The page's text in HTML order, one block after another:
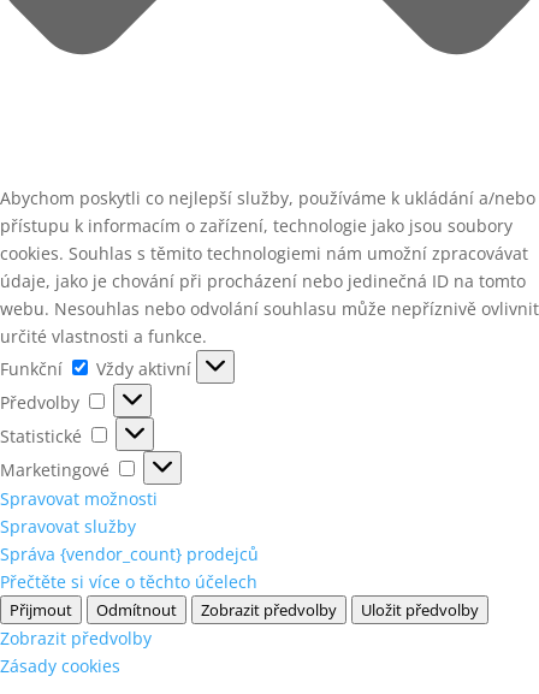
Abychom poskytli co nejlepší služby, používáme k ukládání a/nebo
přístupu k informacím o zařízení, technologie jako jsou soubory
cookies. Souhlas s těmito technologiemi nám umožní zpracovávat
údaje, jako je chování při procházení nebo jedinečná ID na tomto
webu. Nesouhlas nebo odvolání souhlasu může nepříznivě ovlivnit
určité vlastnosti a funkce.
Funkční
Funkční
Vždy aktivní
Předvolby
Předvolby
Statistické
Statistické
Marketingové
Marketingové
Spravovat možnosti
Spravovat služby
Správa {vendor_count} prodejců
Přečtěte si více o těchto účelech
Přijmout Odmítnout Zobrazit předvolby Uložit předvolby
Zobrazit předvolby
Zásady cookies